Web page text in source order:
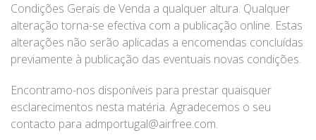
Condições Gerais de Venda a qualquer altura. Qualquer
alteração torna-se efectiva com a publicação online. Estas
alterações não serão aplicadas a encomendas concluídas
previamente à publicação das eventuais novas condições.
Encontramo-nos disponíveis para prestar quaisquer
esclarecimentos nesta matéria. Agradecemos o seu
contacto para admportugal@airfree.com.